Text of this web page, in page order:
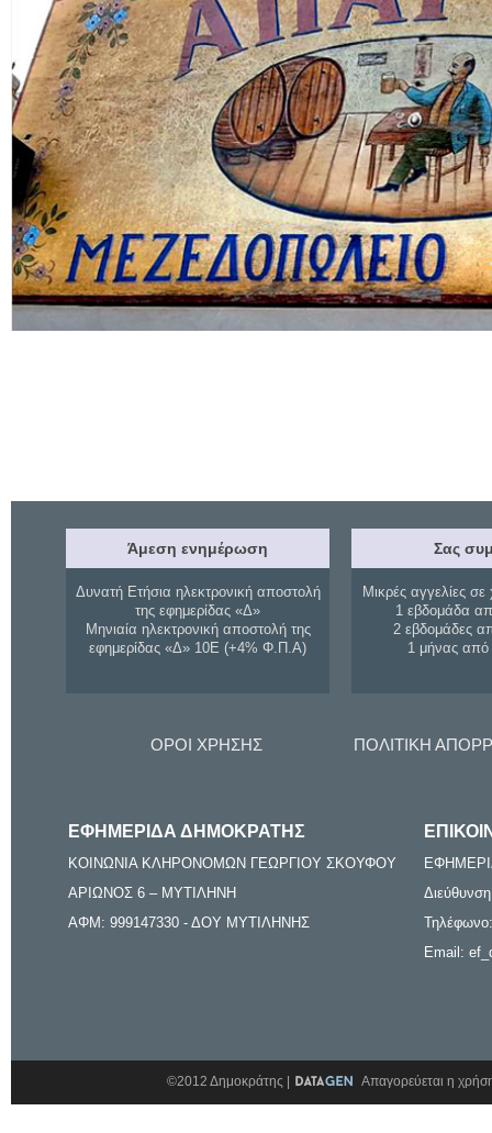
Άμεση ενημέρωση
Δυνατή Ετήσια ηλεκτρονική αποστολή
της εφημερίδας «Δ»
Μηνιαία ηλεκτρονική αποστολή της
εφημερίδας «Δ» 10Ε (+4% Φ.Π.Α)
Σας
Μικρές αγγελίες σε
1 εβδομάδα
2 εβδομάδες
1 μήνας
ΟΡΟΙ ΧΡΗΣΗΣ ΠΟΛΙΤΙΚΗ
ΕΦΗΜΕΡΙΔΑ ΔΗΜΟΚΡΑΤΗΣ
ΚΟΙΝΩΝΙΑ ΚΛΗΡΟΝΟΜΩΝ ΓΕΩΡΓΙΟΥ ΣΚΟΥΦΟΥ
ΑΡΙΩΝΟΣ 6 – ΜΥΤΙΛΗΝΗ
ΑΦΜ: 999147330 - ΔΟΥ ΜΥΤΙΛΗΝΗΣ
Email:
©2012 Δημοκράτης | Απαγορεύεται η